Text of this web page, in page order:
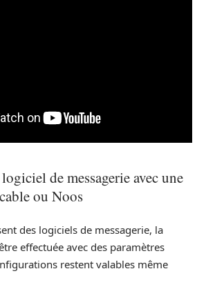
de messagerie avec une
ou Noos
des logiciels de messagerie, la
effectuée avec des paramètres
restent valables même